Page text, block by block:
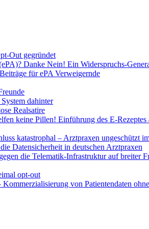
Out gegründet
Danke Nein! Ein Widerspruchs-
für ePA Verweigernde
dahinter
Realsatire
keine Pillen! Einführung des E-
katastrophal – Arztpraxen ungeschützt
Datensicherheit in deutschen Arztpraxen
die Telematik-Infrastruktur auf breiter
opt-out
von Patientendaten